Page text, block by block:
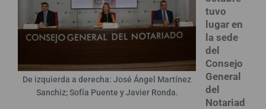
De izquierda a derecha: José Ángel Martínez
Sanchiz; Sofía Puente y Javier Ronda.
tuvo
lugar en
la sede
del
Consejo
General
del
Notariad